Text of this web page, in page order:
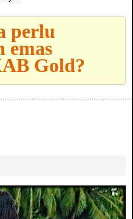
perlu
emas
Gold?